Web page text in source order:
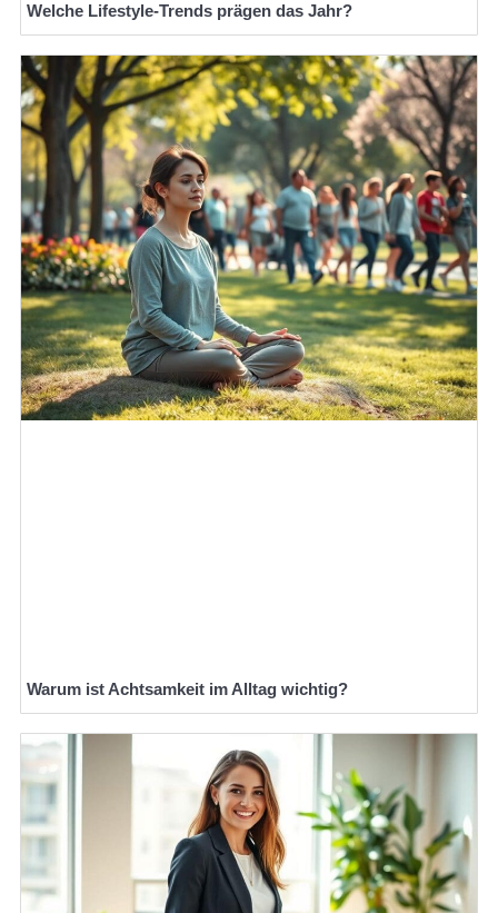
Welche Lifestyle-Trends prägen das Jahr?
Warum ist Achtsamkeit im Alltag wichtig?